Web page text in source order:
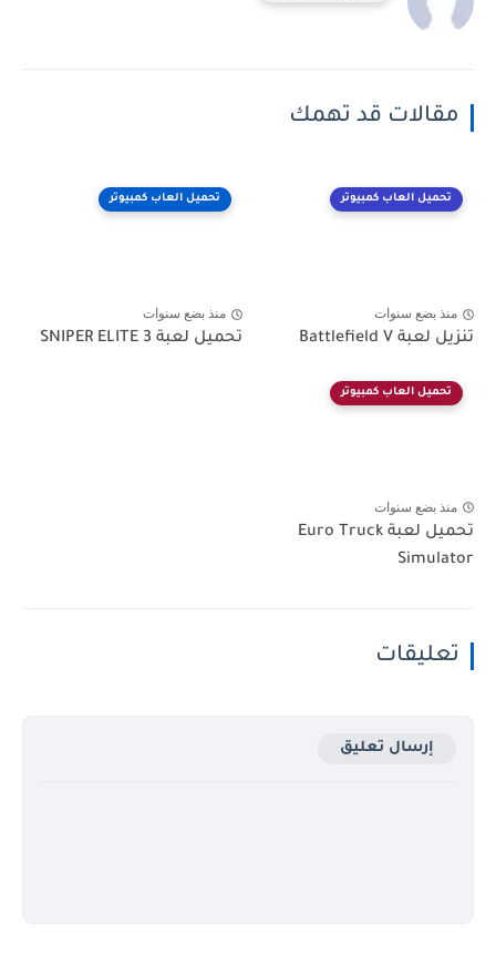
مقالات قد تهمك
تحميل العاب كمبيوتر
منذ بضع سنوات
تنزيل لعبة Battlefield V
تحميل العاب كمبيوتر
منذ بضع سنوات
تحميل لعبة SNIPER ELITE 3
تحميل العاب كمبيوتر
منذ بضع سنوات
تحميل لعبة Euro Truck
Simulator
تعليقات
إرسال تعليق